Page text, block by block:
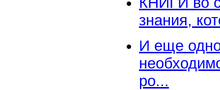
знания,
И еще
ро...